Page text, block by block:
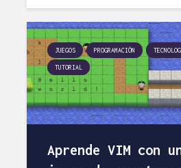
JUEGOS PROGRAMACIÓN
TUTORIAL
Aprende VIM con